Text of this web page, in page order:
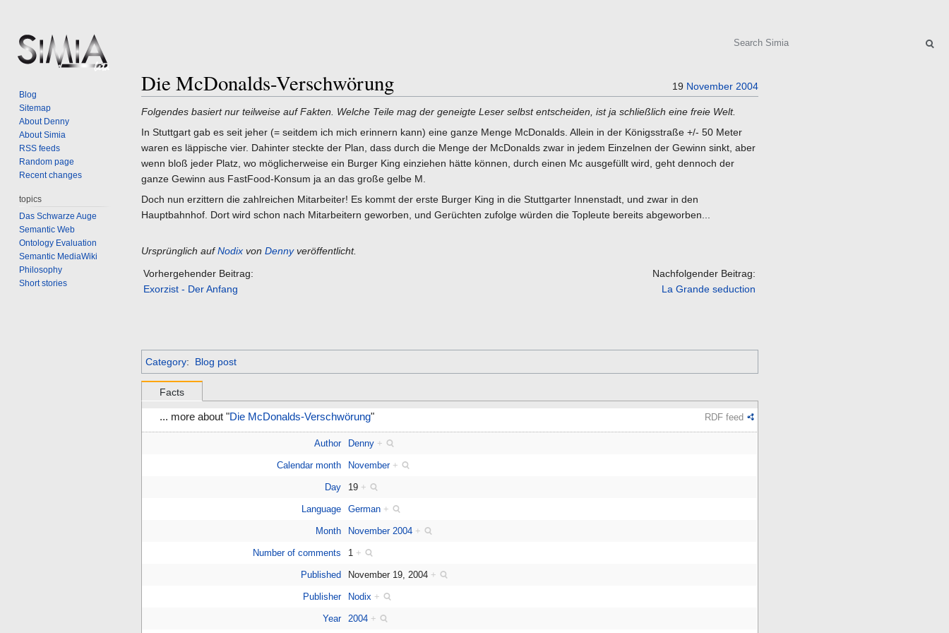
Die McDonalds-Verschwörung
Jump
navigation
Jump
search
19 November 2004
Folgendes basiert nur teilweise auf Fakten. Welche Teile mag der geneigte Leser selbst entscheiden, ist ja schließlich eine freie Welt.
In Stuttgart gab es seit jeher (= seitdem ich mich erinnern kann) eine ganze Menge McDonalds. Allein in der Königsstraße +/- 50 Meter
waren es läppische vier. Dahinter steckte der Plan, dass durch die Menge der McDonalds zwar in jedem Einzelnen der Gewinn sinkt, aber
wenn bloß jeder Platz, wo möglicherweise ein Burger King einziehen hätte können, durch einen Mc ausgefüllt wird, geht dennoch der
ganze Gewinn aus FastFood-Konsum ja an das große gelbe M.
Doch nun erzittern die zahlreichen Mitarbeiter! Es kommt der erste Burger King in die Stuttgarter Innenstadt, und zwar in den
Hauptbahnhof. Dort wird schon nach Mitarbeitern geworben, und Gerüchten zufolge würden die Topleute bereits abgeworben...
Ursprünglich aufNodix von Dennyveröffentlicht.
Vorhergehender Beitrag:
Exorzist - Der Anfang
Nachfolgender Beitrag:
La Grande seduction
Category: Blog post
Facts
... more about "Die McDonalds-Verschwörung" RDF feed
Author Denny +
Calendar month November +
Day 19 +
Language German +
Month November 2004 +
Number of comments 1 +
Published November 19, 2004 +
Publisher Nodix +
Year 2004 +
Search
Blog
Sitemap
About Denny
About Simia
RSS feeds
Random page
Recent changes
topics
Das Schwarze Auge
Semantic Web
Ontology Evaluation
Semantic MediaWiki
Philosophy
Short stories